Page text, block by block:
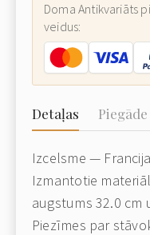
Doma Antikvariāts
veidus:
Detaļas
Izcelsme —
Izmantotie
augstums 32.0 cm
Piezīmes par